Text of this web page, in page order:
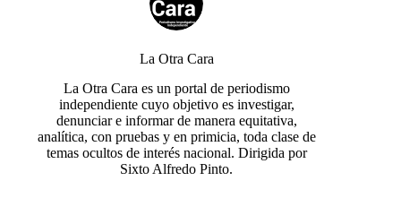
La Otra Cara
La Otra Cara es un portal de periodismo
independiente cuyo objetivo es investigar,
denunciar e informar de manera equitativa,
analítica, con pruebas y en primicia, toda clase de
temas ocultos de interés nacional. Dirigida por
Sixto Alfredo Pinto.